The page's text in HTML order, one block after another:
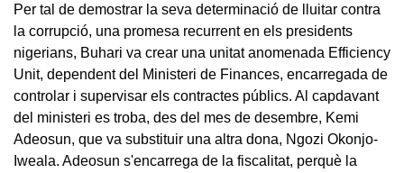
Per tal de demostrar la seva determinació de lluitar contra
la corrupció, una promesa recurrent en els presidents
nigerians, Buhari va crear una unitat anomenada Efficiency
Unit, dependent del Ministeri de Finances, encarregada de
controlar i supervisar els contractes públics. Al capdavant
del ministeri es troba, des del mes de desembre, Kemi
Adeosun, que va substituir una altra dona, Ngozi Okonjo-
Iweala. Adeosun s'encarrega de la fiscalitat, perquè la